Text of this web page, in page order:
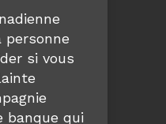
si vous
banque qui